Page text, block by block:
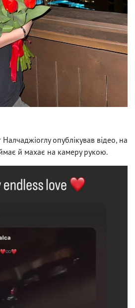
опублікував відео, на
й махає на камеру рукою.